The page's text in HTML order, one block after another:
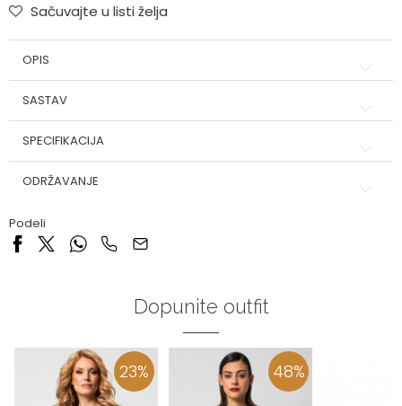
Sačuvajte u listi želja
OPIS
SASTAV
SPECIFIKACIJA
ODRŽAVANJE
Podeli
Dopunite outfit
23% 48%